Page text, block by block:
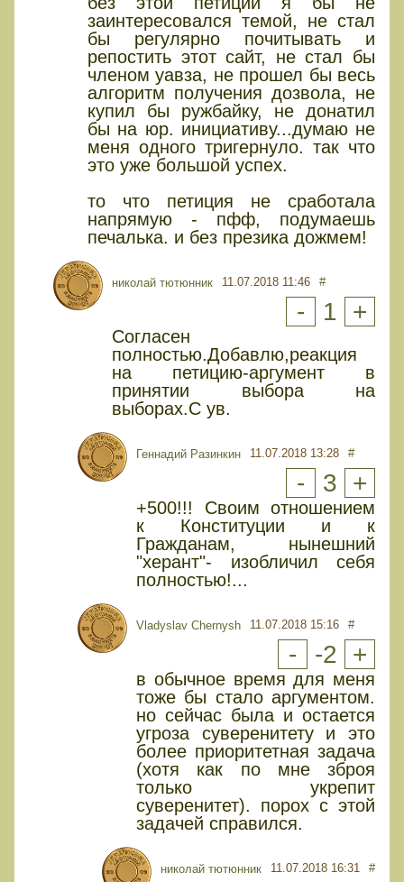
заинтересовался темой, не стал
бы регулярно почитывать и
репостить этот сайт, не стал бы
членом уавза, не прошел бы весь
алгоритм получения дозвола, не
купил бы ружбайку, не донатил
бы на юр. инициативу...думаю не
меня одного тригернуло. так что
это уже большой успех.
то что петиция не сработала
напрямую - пфф, подумаешь
печалька. и без презика дожмем!
николай тютюнник 11.07.2018 11:46 #
- 1 +
Согласен
полностью.Добавлю,реакция
на петицию-аргумент в
принятии выбора на
выборах.С ув.
Геннадий Разинкин 11.07.2018 13:28 #
- 3 +
+500!!! Своим отношением
к Конституции и к
Гражданам, нынешний
"херант"- изобличил себя
полностью!...
Vladyslav Chernysh 11.07.2018 15:16 #
- -2 +
в обычное время для меня
тоже бы стало аргументом.
но сейчас была и остается
угроза суверенитету и это
более приоритетная задача
(хотя как по мне зброя
только укрепит
суверенитет). порох с этой
задачей справился.
николай тютюнник 11.07.2018 16:31 #